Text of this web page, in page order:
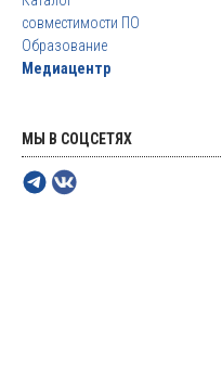
совместимости ПО
Образование
Медиацентр
МЫ В СОЦСЕТЯХ